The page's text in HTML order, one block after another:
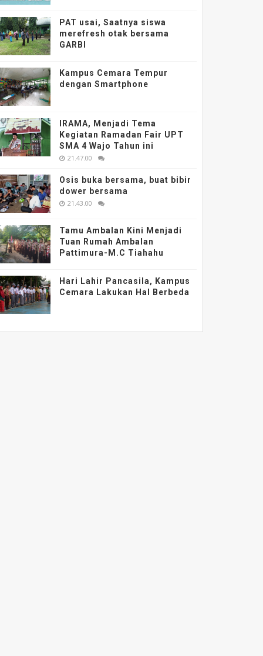
PAT usai, Saatnya siswa
merefresh otak bersama
GARBI
Kampus Cemara Tempur
dengan Smartphone
IRAMA, Menjadi Tema
Kegiatan Ramadan Fair UPT
SMA 4 Wajo Tahun ini
21.47.00
Osis buka bersama, buat bibir
dower bersama
21.43.00
Tamu Ambalan Kini Menjadi
Tuan Rumah Ambalan
Pattimura-M.C Tiahahu
Hari Lahir Pancasila, Kampus
Cemara Lakukan Hal Berbeda